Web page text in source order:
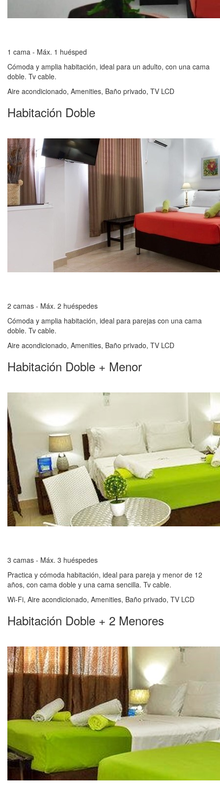
1 cama - Máx. 1 huésped
Cómoda y amplia habitación, ideal para un adulto, con una cama
doble. Tv cable.
Aire acondicionado, Amenities, Baño privado, TV LCD
Habitación Doble
2 camas - Máx. 2 huéspedes
Cómoda y amplia habitación, ideal para parejas con una cama
doble. Tv cable.
Aire acondicionado, Amenities, Baño privado, TV LCD
Habitación Doble + Menor
3 camas - Máx. 3 huéspedes
Practica y cómoda habitación, ideal para pareja y menor de 12
años, con cama doble y una cama sencilla. Tv cable.
Wi-Fi, Aire acondicionado, Amenities, Baño privado, TV LCD
Habitación Doble + 2 Menores